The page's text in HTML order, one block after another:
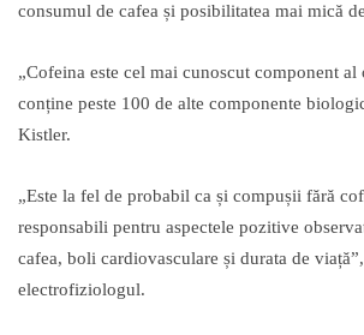
consumul de cafea și posibilitatea mai mică
„Cofeina este cel mai cunoscut component al
conține peste 100 de alte componente
Kistler.
„Este la fel de probabil ca și compușii fără
responsabili pentru aspectele pozitive
cafea, boli cardiovasculare și durata de
electrofiziologul.